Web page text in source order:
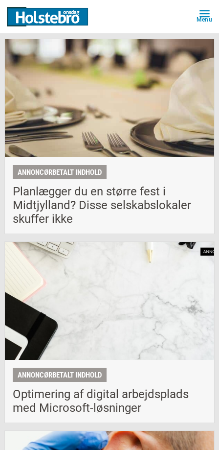
Menu
ANNONCØRBETALT INDHOLD
Planlægger du en større fest i
Midtjylland? Disse selskabslokaler
skuffer ikke
ANNONCØRBETALT INDHOLD
Optimering af digital arbejdsplads
med Microsoft-løsninger